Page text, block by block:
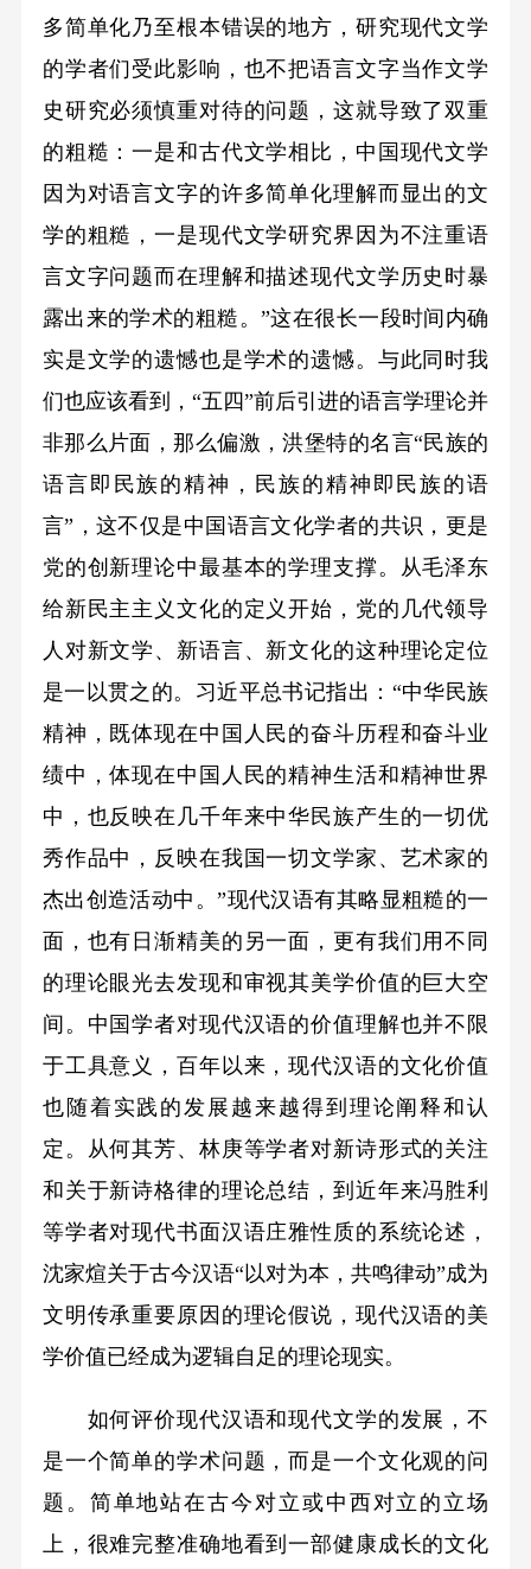
多简单化乃至根本错误的地方，研究现代文学
的学者们受此影响，也不把语言文字当作文学
史研究必须慎重对待的问题，这就导致了双重
的粗糙：一是和古代文学相比，中国现代文学
因为对语言文字的许多简单化理解而显出的文
学的粗糙，一是现代文学研究界因为不注重语
言文字问题而在理解和描述现代文学历史时暴
露出来的学术的粗糙。”这在很长一段时间内确
实是文学的遗憾也是学术的遗憾。与此同时我
们也应该看到，“五四”前后引进的语言学理论并
非那么片面，那么偏激，洪堡特的名言“民族的
语言即民族的精神，民族的精神即民族的语
言”，这不仅是中国语言文化学者的共识，更是
党的创新理论中最基本的学理支撑。从毛泽东
给新民主主义文化的定义开始，党的几代领导
人对新文学、新语言、新文化的这种理论定位
是一以贯之的。习近平总书记指出：“中华民族
精神，既体现在中国人民的奋斗历程和奋斗业
绩中，体现在中国人民的精神生活和精神世界
中，也反映在几千年来中华民族产生的一切优
秀作品中，反映在我国一切文学家、艺术家的
杰出创造活动中。”现代汉语有其略显粗糙的一
面，也有日渐精美的另一面，更有我们用不同
的理论眼光去发现和审视其美学价值的巨大空
间。中国学者对现代汉语的价值理解也并不限
于工具意义，百年以来，现代汉语的文化价值
也随着实践的发展越来越得到理论阐释和认
定。从何其芳、林庚等学者对新诗形式的关注
和关于新诗格律的理论总结，到近年来冯胜利
等学者对现代书面汉语庄雅性质的系统论述，
沈家煊关于古今汉语“以对为本，共鸣律动”成为
文明传承重要原因的理论假说，现代汉语的美
学价值已经成为逻辑自足的理论现实。
如何评价现代汉语和现代文学的发展，不
是一个简单的学术问题，而是一个文化观的问
题。简单地站在古今对立或中西对立的立场
上，很难完整准确地看到一部健康成长的文化